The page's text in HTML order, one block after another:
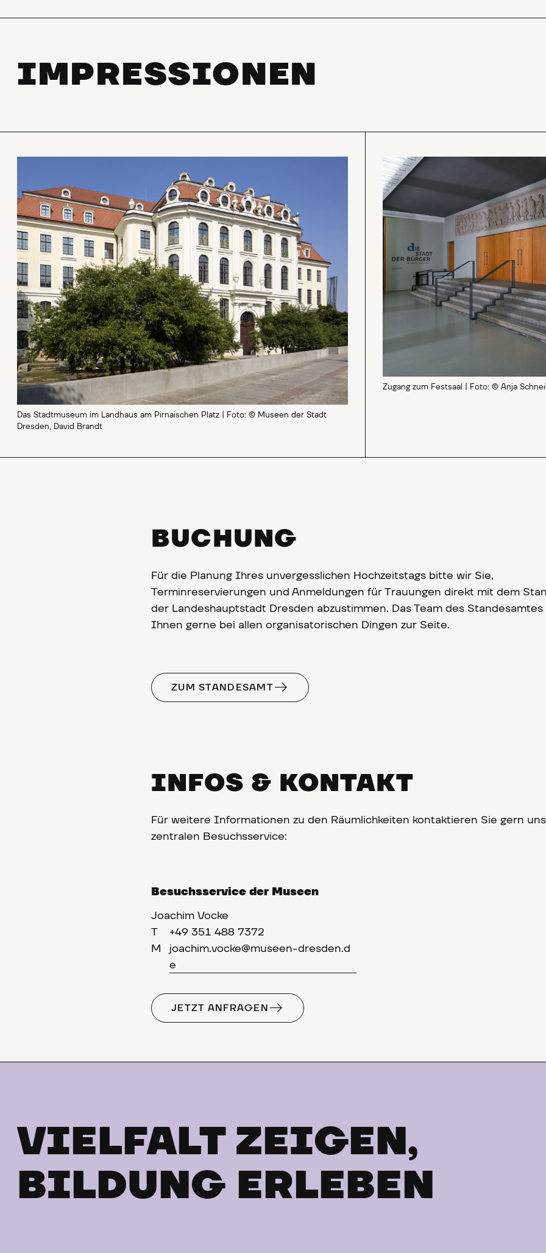
IMPRESSIONEN
Das Stadtmuseum im Landhaus am Pirnaischen Platz | Foto: © Museen der Stadt
Dresden, David Brandt
Zugang zum Festsaal | Foto: © Anja
BUCHUNG
Für die Planung Ihres unvergesslichen Hochzeitstags bitte wir Sie,
Terminreservierungen und Anmeldungen für Trauungen direkt mit dem
der Landeshauptstadt Dresden abzustimmen. Das Team des Standesamtes
Ihnen gerne bei allen organisatorischen Dingen zur Seite.
ZUM STANDESAMT
INFOS & KONTAKT
Für weitere Informationen zu den Räumlichkeiten kontaktieren Sie gern
zentralen Besuchsservice:
Besuchsservice der Museen
Joachim Vocke
T
+49 351 488 7372
M
joachim.vocke@museen-dresden.d
e
JETZT ANFRAGEN
VIELFALT ZEIGEN,
BILDUNG ERLEBEN